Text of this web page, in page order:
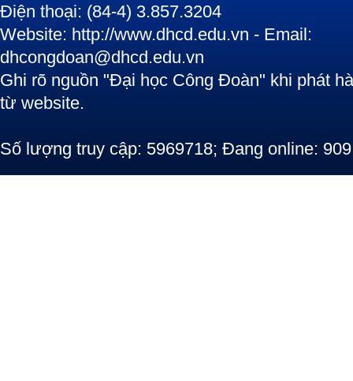
Điện thoại: (84-4) 3.857.3204
Website: http://www.dhcd.edu.vn - Email:
dhcongdoan@dhcd.edu.vn
Ghi rõ nguồn "Đại học Công Đoàn" khi phát
từ website.
Số lượng truy cập: 5969718; Đang online: 909